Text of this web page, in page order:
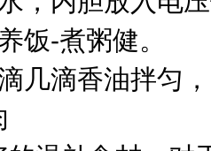
饭-煮粥健。
几滴香油拌匀